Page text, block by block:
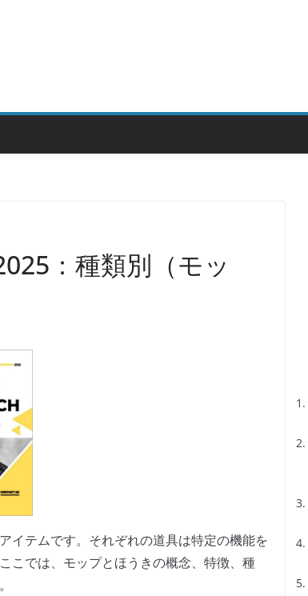
：種類別（モッ
イテムです。それぞれの道具は特定の機能を
こでは、モップとほうきの概念、特徴、種